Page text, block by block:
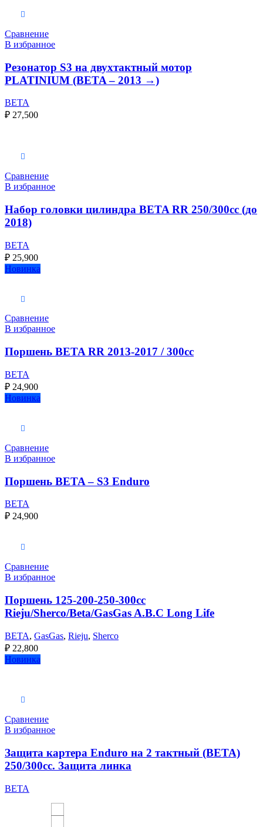
Сравнение
В избранное
Резонатор S3 на двухтактный мотор
PLATINIUM (BETA – 2013 →)
BETA
₽ 27,500
Сравнение
В избранное
Набор головки цилиндра BETA RR 250/300cc (до
2018)
BETA
₽ 25,900
Новинка
Сравнение
В избранное
Поршень BETA RR 2013-2017 / 300cc
BETA
₽ 24,900
Новинка
Сравнение
В избранное
Поршень BETA – S3 Enduro
BETA
₽ 24,900
Сравнение
В избранное
Поршень 125-200-250-300сс
Rieju/Sherco/Beta/GasGas A.B.C Long Life
BETA, GasGas, Rieju, Sherco
₽ 22,800
Новинка
Сравнение
В избранное
Защита картера Enduro на 2 тактный (BETA)
250/300cc. Защита линка
BETA